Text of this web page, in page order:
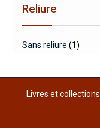
Reliure
Sans reliure (1)
Livres et